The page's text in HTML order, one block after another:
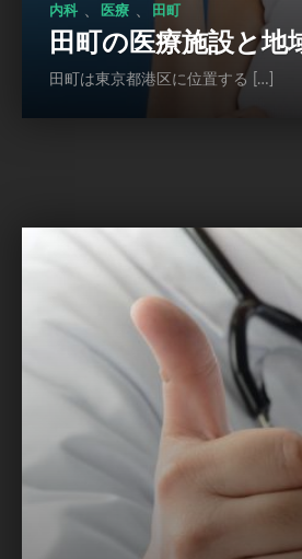
内科 、 医療 、 田町
田町の医療施設と地
田町は東京都港区に位置する […]